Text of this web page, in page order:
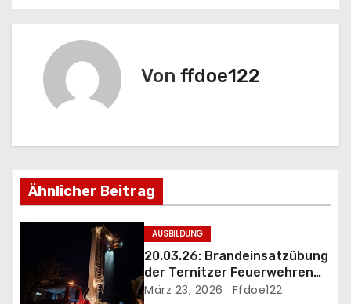
i
g
s
n
v
Von ffdoe122
Ähnlicher Beitrag
AUSBILDUNG
20.03.26: Brandeinsatzübung
der Ternitzer Feuerwehren
FF Döppling und FF St.Johann
März 23, 2026 Ffdoe122